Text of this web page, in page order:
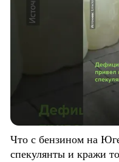
Что с бензином на
спекулянты и кражи